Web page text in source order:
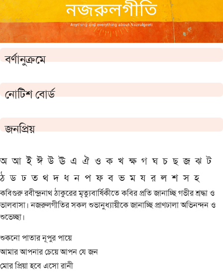
বর্ণানুক্রমে
নোটিশ বোর্ড
জনপ্রিয়
অ আ ই ঈ উ ঊ এ ঐ ও ক খ ক্ষ গ ঘ চ ছ জ ঝ ট
ঠ ড ঢ ত থ দ ধ ন প ফ ব ভ ম য র ল শ স হ
কবিগুরু রবীন্দ্রনাথ ঠাকুরের মৃত্যুবার্ষিকীতে কবির প্রতি জানাচ্ছি গভীর শ্রদ্ধা ও
ভালবাসা। নজরুলগীতির সকল শুভানুধ্যায়ীকে জানাচ্ছি প্রাণঢালা অভিনন্দন ও
শুভেচ্ছা।
শুকনো পাতার নূপুর পায়ে
আমার আপনার চেয়ে আপন যে জন
মোর প্রিয়া হবে এসো রানী